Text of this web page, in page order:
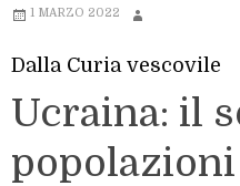
1 MARZO 2022
Dalla Curia vescovile
Ucraina: il
popolazioni